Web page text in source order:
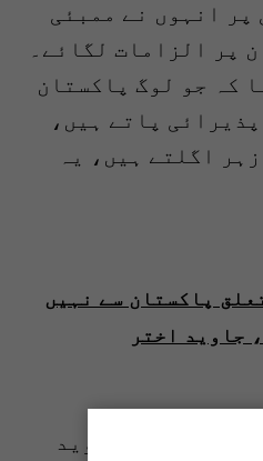
پر انہوں نے ممبئی
پر الزامات لگائے۔
کہ جو لوگ پاکستان
پاتے ہیں،
اگلتے ہیں، یہ
پاکستان سے نہیں
جاوید اختر
نے بھی جاوید